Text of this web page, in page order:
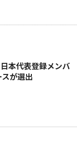
本代表登録メンバ
が選出